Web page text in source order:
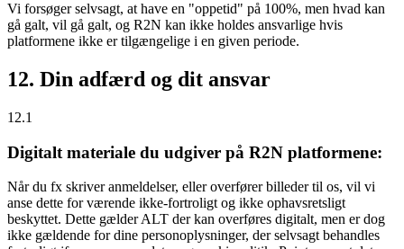
Vi forsøger selvsagt, at have en "oppetid" på 100%, men hvad kan
gå galt, vil gå galt, og R2N kan ikke holdes ansvarlige hvis
platformene ikke er tilgængelige i en given periode.
12. Din adfærd og dit ansvar
12.1
Digitalt materiale du udgiver på R2N platformene:
Når du fx skriver anmeldelser, eller overfører billeder til os, vil vi
anse dette for værende ikke-fortroligt og ikke ophavsretsligt
beskyttet. Dette gælder ALT der kan overføres digitalt, men er dog
ikke gældende for dine personoplysninger, der selvsagt behandles